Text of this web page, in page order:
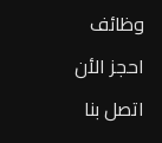
وظائف
احجز الأن
اتصل بنا